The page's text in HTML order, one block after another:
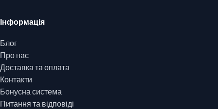
Інформація
Блог
Про нас
Доставка та оплата
Контакти
Бонусна система
Питання та відповіді